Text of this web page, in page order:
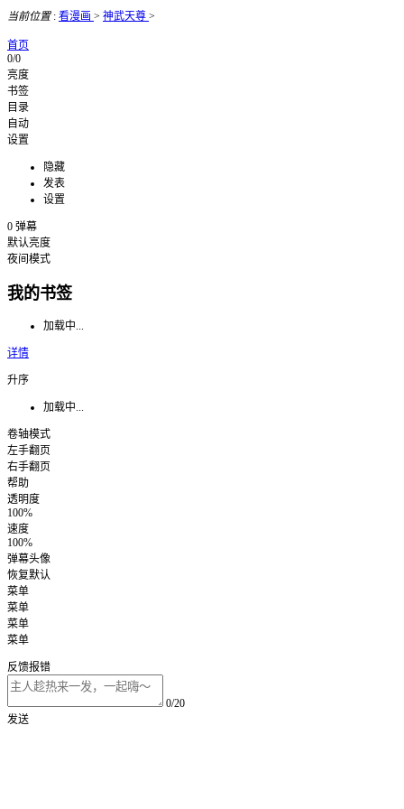
当前位置: 看漫画 > 神武天尊 >
首页
0/0
亮度
书签
目录
自动
设置
隐藏
发表
设置
0 弹幕
默认亮度
夜间模式
我的书签
加载中...
详情
升序
加载中...
卷轴模式
左手翻页
右手翻页
帮助
透明度
100%
速度
100%
弹幕头像
恢复默认
菜单
菜单
菜单
菜单
反馈报错
0/20
发送